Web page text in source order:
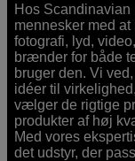
Hos Scandinavian
mennesker med
fotografi, lyd,
brænder for både
bruger den. Vi
idéer til
vælger de rigtige
produkter af høj
Med vores
det udstyr, der